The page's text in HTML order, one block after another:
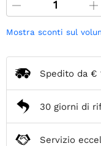
Mostra sconti sul
Spedito da €
30 giorni di
Servizio